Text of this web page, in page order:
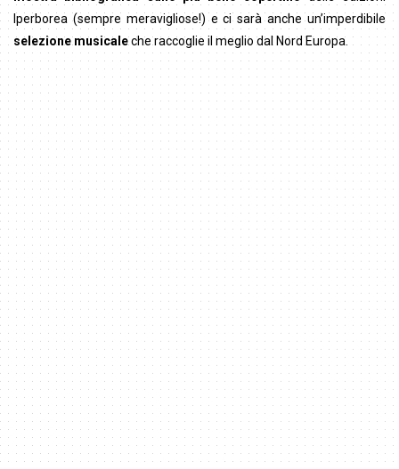
Iperborea (sempre meravigliose!) e ci sarà anche un’imperdibile
selezione musicaleche raccoglie il meglio dal Nord Europa.